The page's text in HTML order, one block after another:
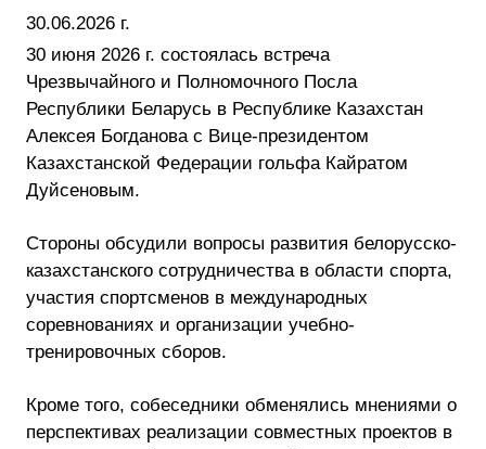
30.06.2026 г.
30 июня 2026 г. состоялась встреча
Чрезвычайного и Полномочного Посла
Республики Беларусь в Республике Казахстан
Алексея Богданова с Вице-президентом
Казахстанской Федерации гольфа Кайратом
Дуйсеновым.
Стороны обсудили вопросы развития белорусско-
казахстанского сотрудничества в области спорта,
участия спортсменов в международных
соревнованиях и организации учебно-
тренировочных сборов.
Кроме того, собеседники обменялись мнениями о
перспективах реализации совместных проектов в